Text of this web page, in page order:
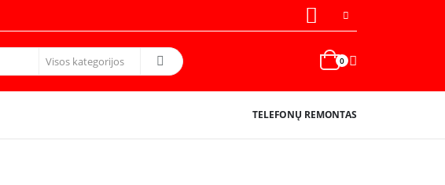
0
TELEFONŲ REMONTAS